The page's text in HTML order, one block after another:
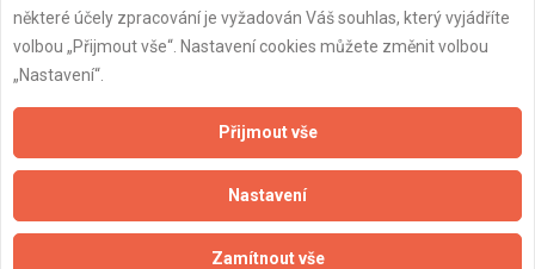
Naše firmy a řemeslníci
Zpracování a ochrana osobních údajů
Zásady pro používání souborů cookie
některé účely zpracování je vyžadován Váš souhlas, který vyjádříte
volbou „Přijmout vše“. Nastavení cookies můžete změnit volbou
„Nastavení“.
Přijmout vše
Nastavení
Zamítnout vše